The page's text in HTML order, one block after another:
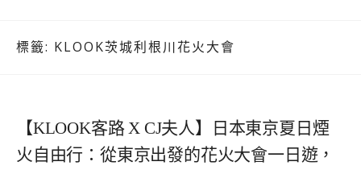
標籤: KLOOK茨城利根川花火大會
【KLOOK客路 X CJ夫人】日本東京夏日煙
火自由行：從東京出發的花火大會一日遊，